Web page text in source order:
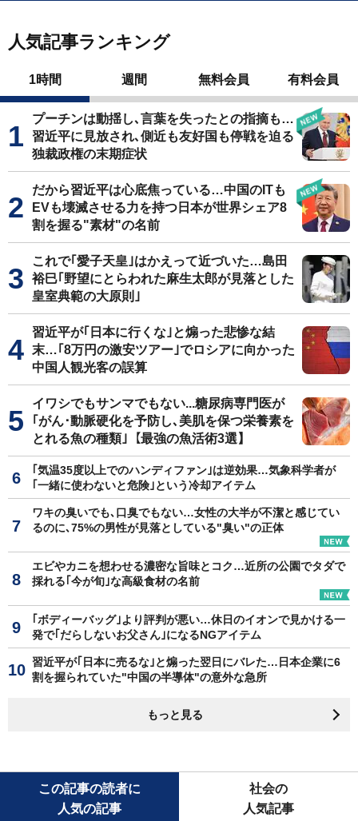
人気記事ランキング
1時間 週間 無料会員 有料会員
プーチンは動揺し､言葉を失ったとの指摘も…
習近平に見放され､側近も友好国も停戦を迫る
独裁政権の末期症状
だから習近平は心底焦っている…中国のITも
EVも壊滅させる力を持つ日本が世界シェア8
割を握る"素材"の名前
これで｢愛子天皇｣はかえって近づいた…島田
裕巳｢野望にとらわれた麻生太郎が見落とした
皇室典範の大原則｣
習近平が｢日本に行くな｣と煽った悲惨な結
末…｢8万円の激安ツアー｣でロシアに向かった
中国人観光客の誤算
イワシでもサンマでもない...糖尿病専門医が
｢がん･動脈硬化を予防し､美肌を保つ栄養素を
とれる魚の種類｣【最強の魚活術3選】
｢気温35度以上でのハンディファン｣は逆効果…気象科学者が
｢一緒に使わないと危険｣という冷却アイテム
ワキの臭いでも､口臭でもない…女性の大半が不潔と感じてい
るのに､75%の男性が見落としている"臭い"の正体
エビやカニを想わせる濃密な旨味とコク…近所の公園でタダで
採れる｢今が旬｣な高級食材の名前
｢ボディーバッグ｣より評判が悪い…休日のイオンで見かける一
発で｢だらしないお父さん｣になるNGアイテム
習近平が｢日本に売るな｣と煽った翌日にバレた…日本企業に6
割を握られていた"中国の半導体"の意外な急所
もっと見る
この記事の読者に
人気の記事
社会の
人気記事